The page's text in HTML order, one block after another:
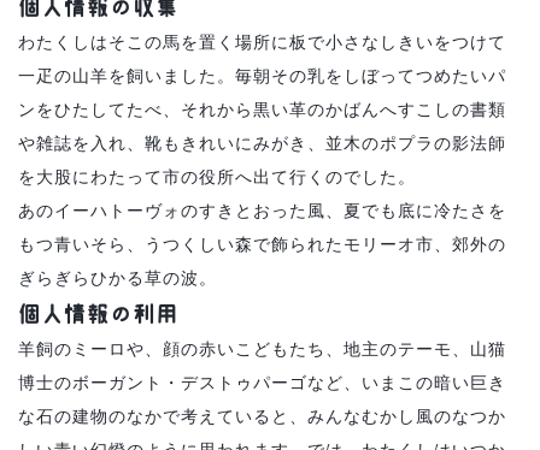
個人情報の収集
わたくしはそこの馬を置く場所に板で小さなしきいをつけて
一疋の山羊を飼いました。毎朝その乳をしぼってつめたいパ
ンをひたしてたべ、それから黒い革のかばんへすこしの書類
や雑誌を入れ、靴もきれいにみがき、並木のポプラの影法師
を大股にわたって市の役所へ出て行くのでした。
あのイーハトーヴォのすきとおった風、夏でも底に冷たさを
もつ青いそら、うつくしい森で飾られたモリーオ市、郊外の
ぎらぎらひかる草の波。
個人情報の利用
羊飼のミーロや、顔の赤いこどもたち、地主のテーモ、山猫
博士のボーガント・デストゥパーゴなど、いまこの暗い巨き
な石の建物のなかで考えていると、みんなむかし風のなつか